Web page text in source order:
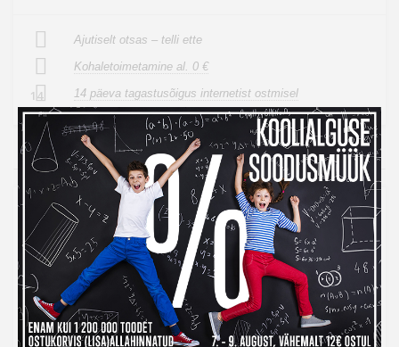
Ajutiselt otsas – telli ette
Kohaletoimetamine al. 0 €
14 14 päeva tagastusõigus internetist ostmisel
Ülevaade
D-Fruit DF104 USB autolaadija sobib kasutamiseks auto
12V/24V voolupesas. See on mugav lahendus nutitelefoni,
tahvelarvuti, GPSi või mis tahes muu USB-C ühendusega
seadme laadimiseks liikvel olles. Lisaks autolaadijale on
komplektis kaasas ka USB-C - USB-C 1 m kaabel.
Väljundvool: 5V/3A, 9V/3A, 12V/2,5A, 20V/1,5A
Sisendvool: 12/24 V 3A